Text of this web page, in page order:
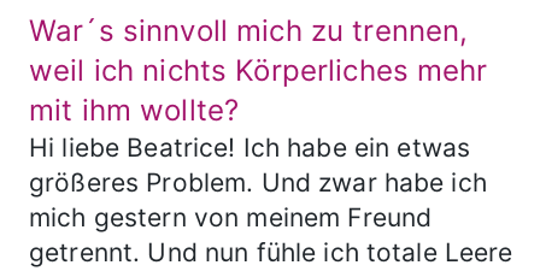
War´s sinnvoll mich zu trennen,
weil ich nichts Körperliches mehr
mit ihm wollte?
Hi liebe Beatrice! Ich habe ein etwas
größeres Problem. Und zwar habe ich
mich gestern von meinem Freund
getrennt. Und nun fühle ich totale Leere